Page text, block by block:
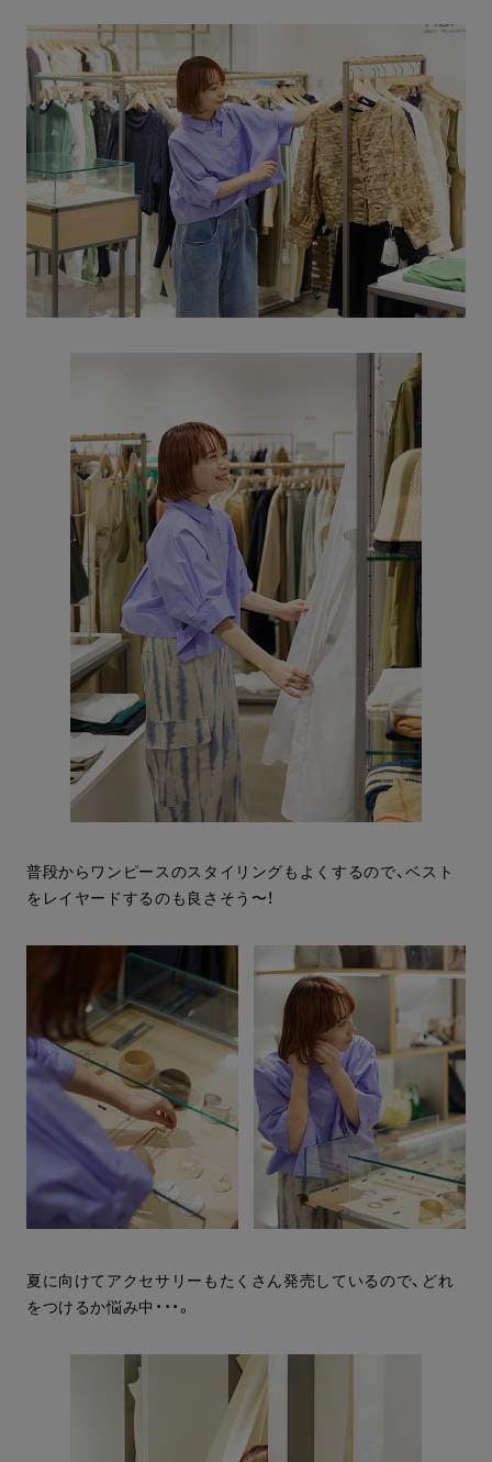
普段からワンピースのスタイリングもよくするので、ベスト
をレイヤードするのも良さそう〜！
夏に向けてアクセサリーもたくさん発売しているので、どれ
をつけるか悩み中・・・。